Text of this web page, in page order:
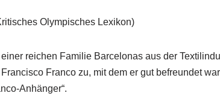
Olympisches Lexikon)
reichen Familie Barcelonas aus der
Franco zu, mit dem er gut befreundet
Anhänger“.